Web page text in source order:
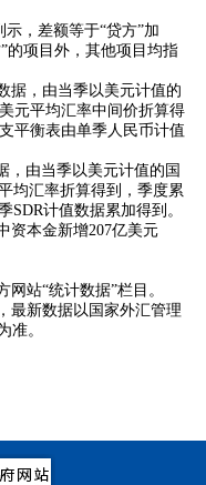
示，差额等于“贷方”加
”的项目外，其他项目均指
据，由当季以美元计值的
元平均汇率中间价折算得
平衡表由单季人民币计值
，由当季以美元计值的国
均汇率折算得到，季度累
SDR计值数据累加得到。
资本金新增207亿美元
网站“统计数据”栏目。
最新数据以国家外汇管理
准。